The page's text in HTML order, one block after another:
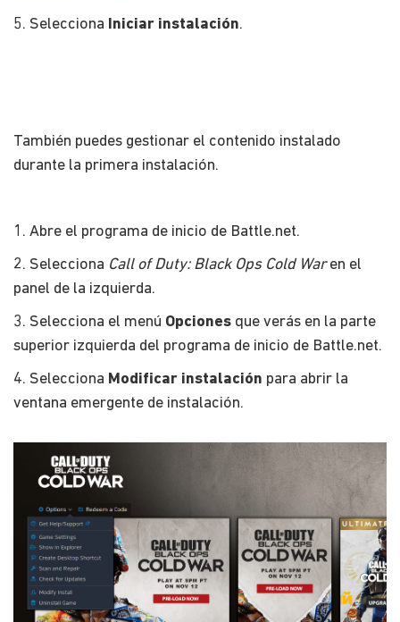
5. Selecciona Iniciar instalación.
También puedes gestionar el contenido instalado
durante la primera instalación.
1. Abre el programa de inicio de Battle.net.
2. Selecciona Call of Duty: Black Ops Cold Waren el
panel de la izquierda.
3. Selecciona el menú Opciones que verás en la parte
superior izquierda del programa de inicio de Battle.net.
4. Selecciona Modificar instalación para abrir la
ventana emergente de instalación.